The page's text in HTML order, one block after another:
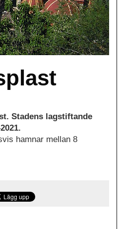
Stadens lagstiftande
hamnar mellan 8